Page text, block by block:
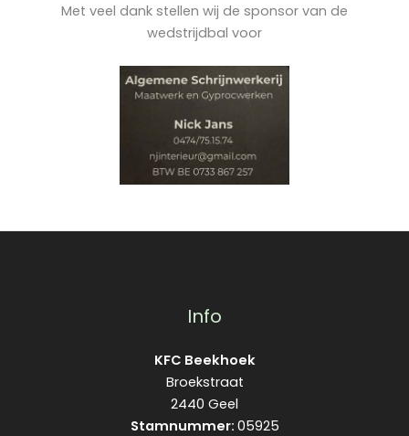
Met veel dank stellen wij de sponsor van de
wedstrijdbal voor
Info
KFC Beekhoek
Broekstraat
2440 Geel
Stamnummer: 05925